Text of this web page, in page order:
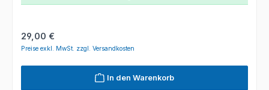
Regulärer Preis:
29,00 €
Preise exkl. MwSt. zzgl. Versandkosten
In den Warenkorb